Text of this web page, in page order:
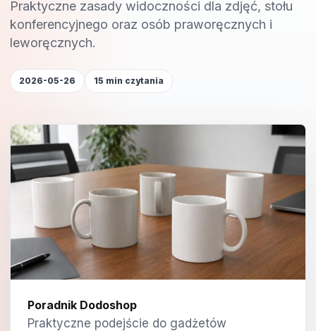
Praktyczne zasady widoczności dla zdjęć, stołu
konferencyjnego oraz osób praworęcznych i
leworęcznych.
2026-05-26 15 min czytania
Poradnik Dodoshop
Praktyczne podejście do gadżetów